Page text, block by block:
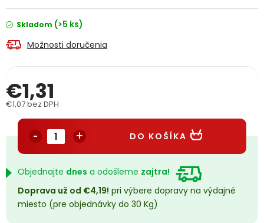
Doprava a platba
Reklamačný formulár Odstúpenie v lehote 14 dní
Obchodné podmienky Reklamačný poriadok
Podmienky ochrany osobných údajov
Skladom (>5 ks)
Možnosti doručenia
€1,31
€1,07 bez DPH
DO KOŠÍKA
Objednajte dnes a odošleme zajtra!
Doprava už od €4,19! pri výbere dopravy na výdajné
miesto (pre objednávky do 30 Kg)